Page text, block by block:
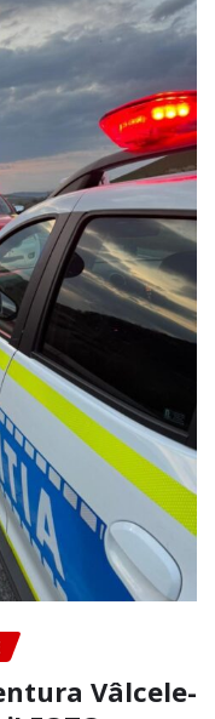
Vâlcele-